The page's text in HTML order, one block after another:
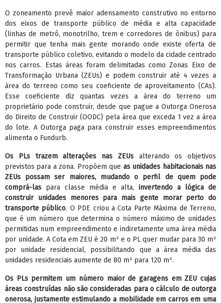
O zoneamento prevê maior adensamento construtivo no entorno
dos eixos de transporte público de média e alta capacidade
(linhas de metrô, monotrilho, trem e corredores de ônibus) para
permitir que tenha mais gente morando onde existe oferta de
transporte público coletivo, evitando o modelo da cidade centrado
nos carros. Estas áreas foram delimitadas como Zonas Eixo de
Transformação Urbana (ZEUs) e podem construir até 4 vezes a
área do terreno como seu coeficiente de aproveitamento (CAs).
Esse coeficiente diz quantas vezes a área do terreno um
proprietário pode construir, desde que pague a Outorga Onerosa
do Direito de Construir (OODC) pela área que exceda 1 vez a área
do lote. A Outorga paga para construir esses empreendimentos
alimenta o Fundurb.
Os PLs trazem alterações nas ZEUs alterando os objetivos
previstos para a zona. Propõem que as unidades habitacionais nas
ZEUs possam ser maiores, mudando o perfil de quem pode
comprá-las para classe média e alta, invertendo a lógica de
construir unidades menores para mais gente morar perto do
transporte público. O PDE criou a Cota Parte Máxima de Terreno,
que é um número que determina o número máximo de unidades
permitidas num empreendimento e indiretamente uma área média
por unidade. A Cota em ZEU é 20 m² e o PL quer mudar para 30 m²
por unidade residencial, possibilitando que a área média das
unidades residenciais aumente de 80 m² para 120 m².
Os PLs permitem um número maior de garagens em ZEU cujas
áreas construídas não são consideradas para o cálculo de outorga
onerosa, justamente estimulando a mobilidade em carros em uma